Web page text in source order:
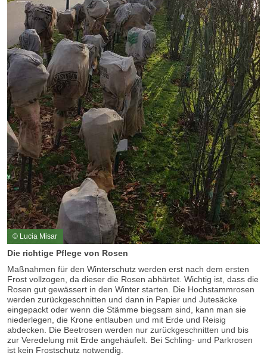
© Lucia Misar
Die richtige Pflege von Rosen
Maßnahmen für den Winterschutz werden erst nach dem ersten
Frost vollzogen, da dieser die Rosen abhärtet. Wichtig ist, dass die
Rosen gut gewässert in den Winter starten. Die Hochstammrosen
werden zurückgeschnitten und dann in Papier und Jutesäcke
eingepackt oder wenn die Stämme biegsam sind, kann man sie
niederlegen, die Krone entlauben und mit Erde und Reisig
abdecken. Die Beetrosen werden nur zurückgeschnitten und bis
zur Veredelung mit Erde angehäufelt. Bei Schling- und Parkrosen
ist kein Frostschutz notwendig.